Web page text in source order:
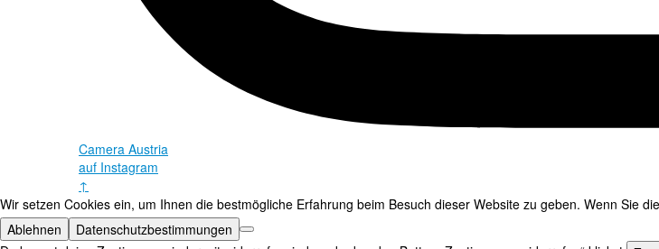
Camera Austria
auf Instagram
↑
Wir setzen Cookies ein, um Ihnen die bestmögliche Erfahrung beim Besuch dieser Website zu geben. Wenn Sie
Ablehnen
Datenschutzbestimmungen